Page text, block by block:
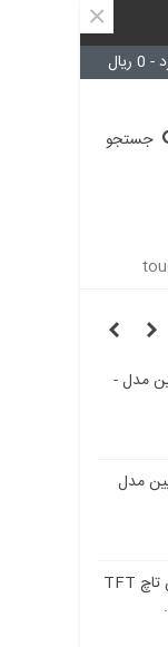
×
- 0 ریال
جستجو
7.0 اینچ 6پین مدل -
9.0 اینچ 6 پین مدل
السیدی 4.3 اینچ بدون تاچ TFT